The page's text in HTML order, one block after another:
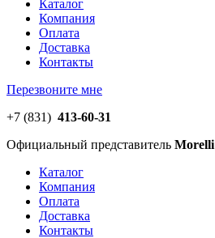
Каталог
Компания
Оплата
Доставка
Контакты
Перезвоните мне
+7 (831) 413-60-31
Официальный представитель Morelli
Каталог
Компания
Оплата
Доставка
Контакты